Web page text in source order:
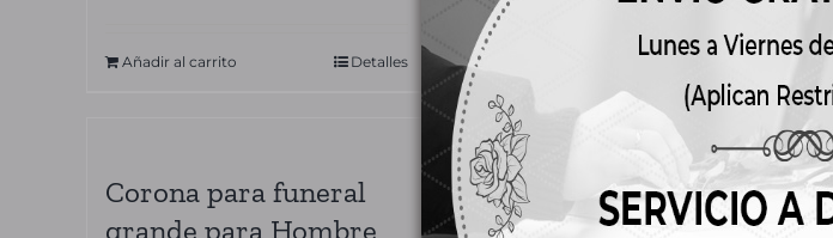
Añadir al carrito Detalles
Corona para funeral
grande para Hombre
Corona funeraria
Gracia